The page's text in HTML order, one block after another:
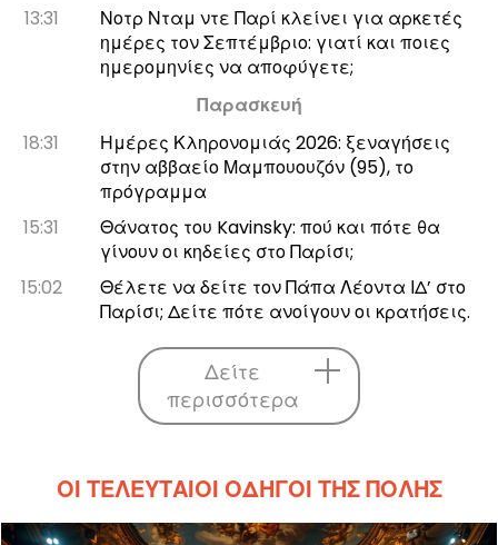
13:31
Νοτρ Νταμ ντε Παρί κλείνει για αρκετές
ημέρες τον Σεπτέμβριο: γιατί και ποιες
ημερομηνίες να αποφύγετε;
Παρασκευή
18:31
Ημέρες Κληρονομιάς 2026: ξεναγήσεις
στην αββαείο Μαμπουουζόν (95), το
πρόγραμμα
15:31
Θάνατος του Kavinsky: πού και πότε θα
γίνουν οι κηδείες στο Παρίσι;
15:02
Θέλετε να δείτε τον Πάπα Λέοντα ΙΔ’ στο
Παρίσι; Δείτε πότε ανοίγουν οι κρατήσεις.
Δείτε
περισσότερα
ΟΙ ΤΕΛΕΥΤΑΊΟΙ ΟΔΗΓΟΊ ΤΗΣ ΠΌΛΗΣ